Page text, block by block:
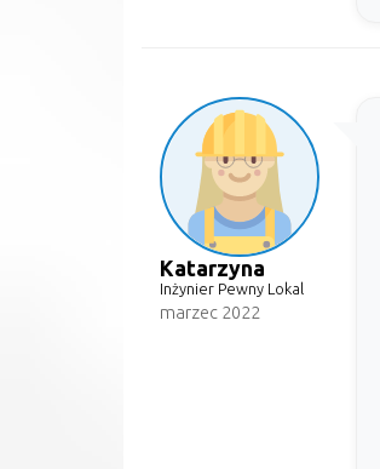
Katarzyna
Inżynier Pewny Lokal
marzec 2022